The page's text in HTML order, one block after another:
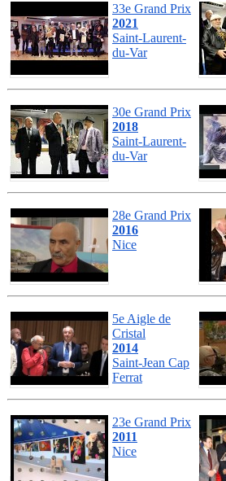
33e Grand Prix
2021
Saint-Laurent-
du-Var
30e Grand Prix
2018
Saint-Laurent-
du-Var
28e Grand Prix
2016
Nice
5e Aigle de
Cristal
2014
Saint-Jean Cap
Ferrat
23e Grand Prix
2011
Nice